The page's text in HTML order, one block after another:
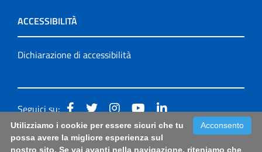
ACCESSIBILITÀ
Dichiarazione di accessibilità
Seguici su:
Accessibilità: form di segnalazione di prima istanza per
Acconsento
Utilizziamo i cookie per essere sicuri che tu
possa avere la migliore esperienza sul
nostro sito. Se vai avanti nella navigazione, riteniamo che